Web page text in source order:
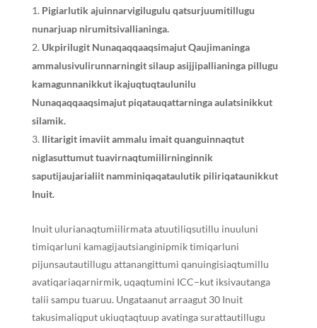
Pigiarlutik ajuinnarvigilugulu qatsurjuumitillugu
nunarjuap nirumitsivallianinga.
Ukpirilugit Nunaqaqqaaqsimajut Qaujimaninga
ammalusivulirunnarningit silaup asijjipallianinga pillugu
kamagunnanikkut ikajuqtuqtaulunilu
Nunaqaqqaaqsimajut piqatauqattarninga aulatsinikkut
silamik.
Ilitarigit imaviit ammalu imait quanguinnaqtut
niglasuttumut tuavirnaqtumiilirninginnik
saputijaujarialiit namminiqaqataulutik piliriqataunikkut
Inuit.
Inuit ulurianaqtumiilirmata atuutiliqsutillu inuuluni
timiqarluni kamagijautsianginipmik timiqarluni
pijunsautautillugu attanangittumi qanuingisiaqtumillu
avatiqariaqarnirmik, uqaqtumini ICC−kut iksivautanga
talii sampu tuaruu. Ungataanut arraagut 30 Inuit
takusimaliqput ukiuqtaqtuup avatinga surattautillugu